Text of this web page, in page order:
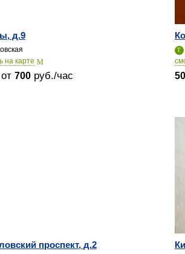
д.9
на карте
700 руб./час 50
проспект, д.2